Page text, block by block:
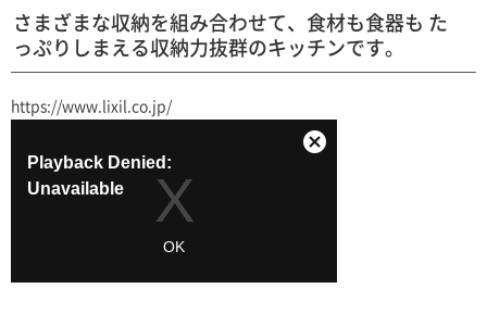
さまざまな収納を組み合わせて、食材も食器も た
っぷりしまえる収納力抜群のキッチンです。
https://www.lixil.co.jp/